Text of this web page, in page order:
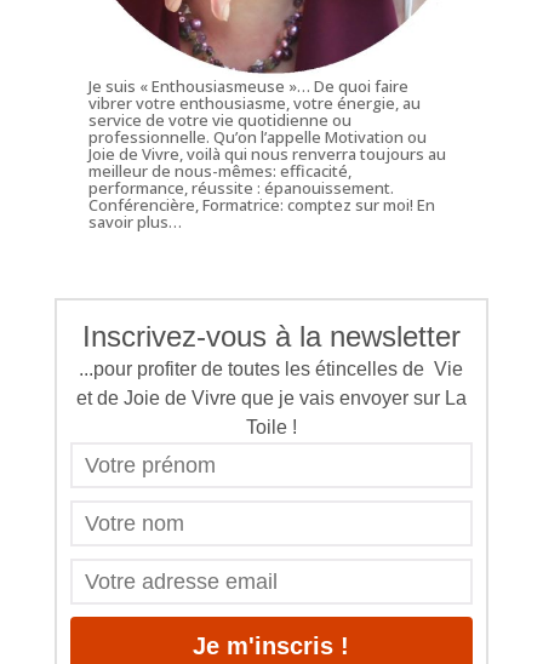
Je suis « Enthousiasmeuse »… De quoi faire
vibrer votre enthousiasme, votre énergie, au
service de votre vie quotidienne ou
professionnelle. Qu’on l’appelle Motivation ou
Joie de Vivre, voilà qui nous renverra toujours au
meilleur de nous-mêmes: efficacité,
performance, réussite : épanouissement.
Conférencière, Formatrice: comptez sur moi!En
savoir plus…
Inscrivez-vous à la newsletter
...pour profiter de toutes les étincelles de Vie
et de Joie de Vivre que je vais envoyer sur La
Toile !